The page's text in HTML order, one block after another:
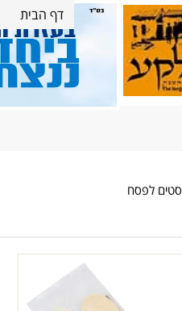
דף הבית
סטים לפסח